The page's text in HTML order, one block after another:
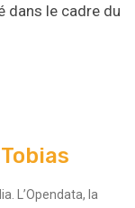
dans le cadre du
L’Opendata, la